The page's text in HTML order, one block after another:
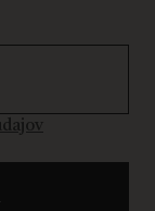
údajov